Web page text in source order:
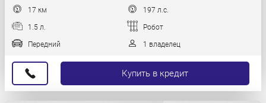
17 км 197 л.с.
1.5 л. Робот
Передний 1 владелец
Купить в кредит